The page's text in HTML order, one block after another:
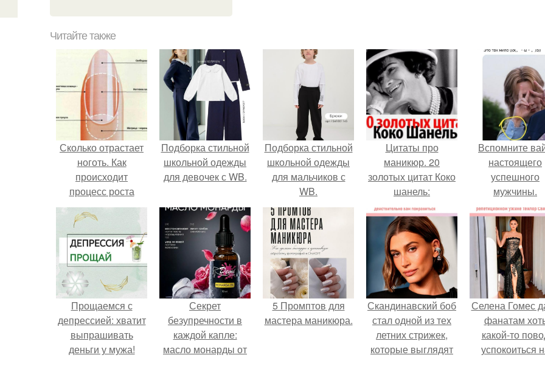
Читайте также
Сколько отрастает
ноготь. Как
происходит
процесс роста
ногтей
Подборка стильной
школьной одежды
для девочек с WB.
Подборка стильной
школьной одежды
для мальчиков с
WB.
Цитаты про
маникюр. 20
золотых цитат Коко
шанель:
Вспомните
настоящего
успешного
мужчины.
Прощаемся с
депрессией: хватит
выпрашивать
деньги у мужа!
Секрет
безупречности в
каждой капле:
масло монарды от
5 Промптов для
мастера маникюра.
Скандинавский боб
стал одной из тех
летних стрижек,
которые выглядят
Селена Гомес
фанатам
какой-то
успокоиться